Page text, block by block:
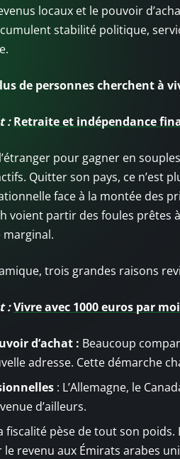
locaux et le pouvoir
stabilité politique,
de personnes cherchent à
: Retraite et indépendance
pour gagner en
Quitter son pays, ce n’est
face à la montée des
voient partir des foules prêtes
marginal.
trois grandes raisons
:Vivre avec 1000 euros par
d’achat : Beaucoup
adresse. Cette démarche
: L’Allemagne, le
d’ailleurs.
fiscalité pèse de tout son
le revenu aux Émirats arabes